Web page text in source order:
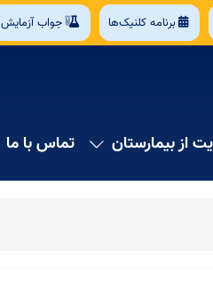
برنامه کلنیک‌ها جواب آزمایش
از بیمارستان تماس با ما